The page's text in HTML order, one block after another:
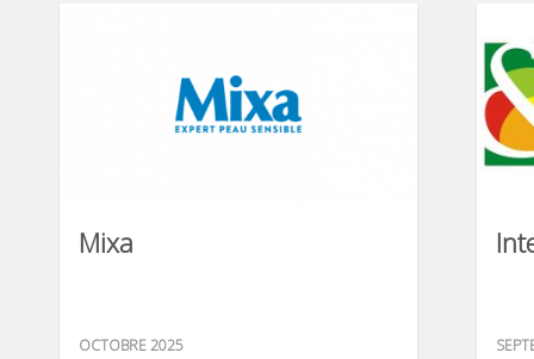
Mixa
OCTOBRE 2025